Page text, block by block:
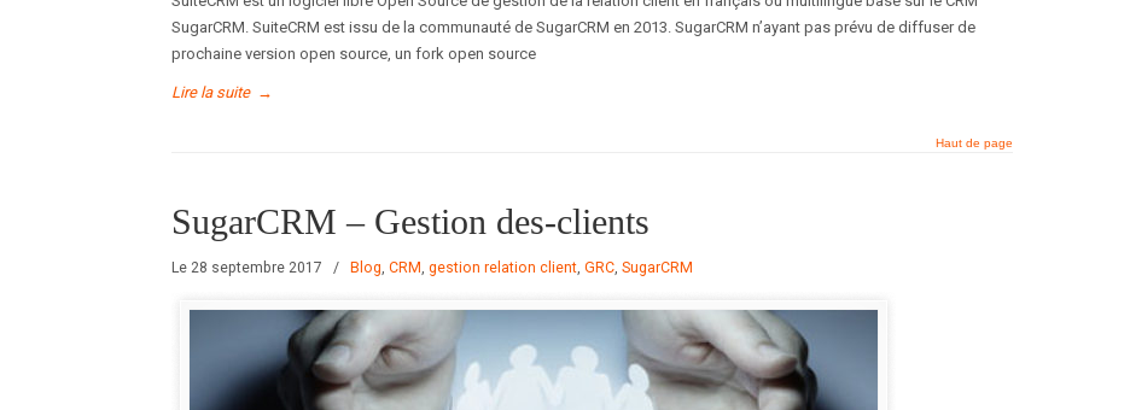
SugarCRM. SuiteCRM est issu de la communauté de SugarCRM en 2013. SugarCRM n’ayant pas prévu de diffuser de
prochaine version open source, un fork open source
Lire la suite →
Haut de page
SugarCRM – Gestion des-clients
Le 28 septembre 2017 / Blog, CRM, gestion relation client, GRC, SugarCRM